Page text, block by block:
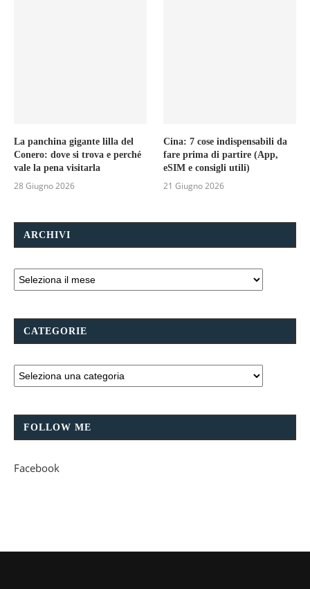
La panchina gigante lilla del
Conero: dove si trova e perché
vale la pena visitarla
28 Giugno 2026
Cina: 7 cose indispensabili da
fare prima di partire (App,
eSIM e consigli utili)
21 Giugno 2026
ARCHIVI
CATEGORIE
FOLLOW ME
Facebook